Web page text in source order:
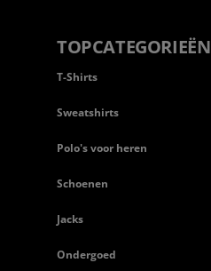
TOPCATEGORIEËN
T-Shirts
Sweatshirts
Polo's voor heren
Schoenen
Jacks
Ondergoed